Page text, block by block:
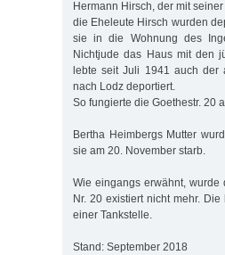
Hermann Hirsch, der mit
die Eheleute Hirsch wurden
sie in die Wohnung des
Nichtjude das Haus mit den
lebte seit Juli 1941 auch der
nach Lodz deportiert.
So fungierte die Goethestr. 20
Bertha Heimbergs Mutter
sie am 20. November starb.
Wie eingangs erwähnt,
Nr. 20 existiert nicht mehr.
einer Tankstelle.
Stand: September 2018